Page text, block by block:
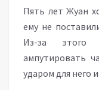
Пять лет Жуан
ему не
Из-за этого
ампутировать
ударом для него